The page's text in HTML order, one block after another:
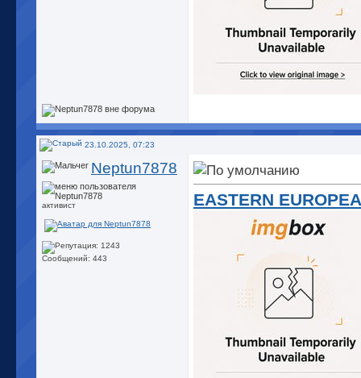
23.10.2025, 07:23
Neptun7878
активист
Сообщений: 443
EASTERN